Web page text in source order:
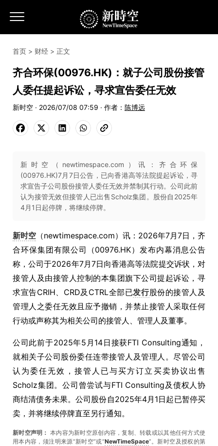
首页 > 财经 > 正文
齐合环保(00976.HK)：就子公司股份接管
人委任提起诉讼，寻求宣告委任无效
新时空 · 2026/07/08 07:59 · 作者： 陈博远
新时空（newtimespace.com）讯：齐合环保
(00976.HK)7月7日公告，已向香港高等法院提起诉讼，寻
求宣告子公司股份接管人委任无效并禁制其行动。公司此前
认为接管无效但接管人已出售Scholz集团。股份自2025年
4月1日起停牌，将继续停牌。
新时空 （newtimespace.com）讯：2026年7月7日，齐
合环保集团有限公司（00976.HK）发布内幕消息公告
称，公司于2026年7月7日向香港高等法院提交诉状，对
接管人及由接管人控制的本集团旗下公司提起诉讼，寻
求宣告CRIH、CRD及CTRL全部已发行股份的接管人及
管理人之委任无效且应予撤销，并禁止接管人采取任何
行动或声称其为相关公司的接管人、管理人及董事。
公司此前于2025年5月14日接获FTI Consulting通知，
就相关子公司股份委任连带接管人及管理人。尽管公司
认为委任无效，接管人已与买方订立买卖协议出售
Scholz集团。公司曾尝试与FTI Consulting及债权人协
商结清债务未果。公司股份自2025年4月1日起已暂停买
卖，并将继续停牌直至另行通知。
新时空声明： 本内容为新时空原创内容，复制、转载或以其他任何方式使
用本内容，须注明来源“新时空”或“NewTimeSpace”。新时空及授权的第